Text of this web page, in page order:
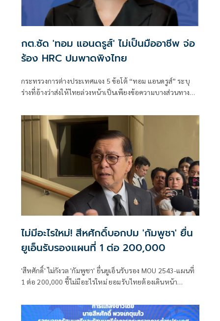
กต.ซัด 'ทอม แอนดรูส์' ไม่เป็นมืออาชีพ จ่อ
ร้อง HRC ปมพาดพิงไทย
กระทรวงการต่างประเทศแจง 5 ข้อโต้ “ทอม แอนดรูส์” ระบุ
ร่างที่อ้างว่าส่งให้ไทยล่วงหน้าเป็นเพียงข้อความบางส่วนทาง
ไม่มีอะไรใหม่! สีหศักดิ์บอกปม 'กัมพูชา' ยื่น
ยูเอ็นรับรองแผนที่ 1 ต่อ 200,000
'สีหศักดิ์' ไม่กังวล 'กัมพูชา' ยื่นยูเอ็นรับรอง MOU 2543-แผนที่
1 ต่อ 200,000​ ชี้ไม่มีอะไรใหม่ ยอมรับไทยต้องเดินหน้า
ระวังตกเป็นเครื่องมือเขมร​